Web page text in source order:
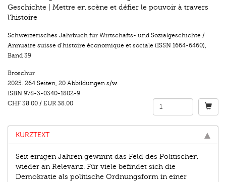
Geschichte | Mettre en scène et défier le pouvoir à travers
l’histoire
Schweizerisches Jahrbuch für Wirtschafts- und Sozialgeschichte /
Annuaire suisse d’histoire économique et sociale (ISSN 1664-6460),
Band 39
Broschur
2025. 264 Seiten, 20 Abbildungen s/w.
ISBN 978-3-0340-1802-9
CHF 38.00 / EUR 38.00
KURZTEXT
Seit einigen Jahren gewinnt das Feld des Politischen
wieder an Relevanz. Für viele befindet sich die
Demokratie als politische Ordnungsform in einer